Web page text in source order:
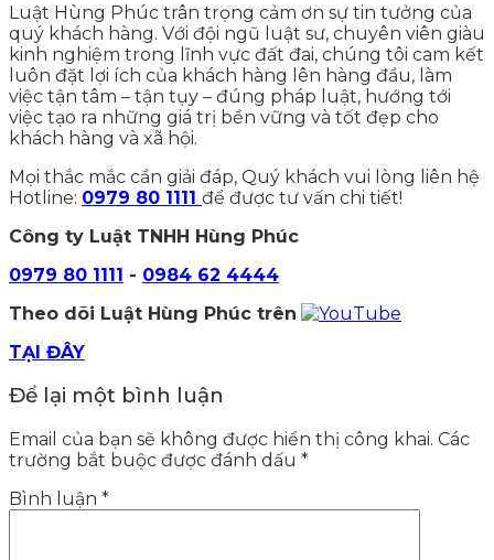
Luật Hùng Phúc trân trọng cảm ơn sự tin tưởng của
quý khách hàng. Với đội ngũ luật sư, chuyên viên giàu
kinh nghiệm trong lĩnh vực đất đai, chúng tôi cam kết
luôn đặt lợi ích của khách hàng lên hàng đầu, làm
việc tận tâm – tận tụy – đúng pháp luật, hướng tới
việc tạo ra những giá trị bền vững và tốt đẹp cho
khách hàng và xã hội.
Mọi thắc mắc cần giải đáp, Quý khách vui lòng liên hệ
Hotline: 0979 80 1111 để được tư vấn chi tiết!
Công ty Luật TNHH Hùng Phúc
0979 80 1111 - 0984 62 4444
Theo dõi Luật Hùng Phúc trên
TẠI ĐÂY
Để lại một bình luận
Email của bạn sẽ không được hiển thị công khai. Các
trường bắt buộc được đánh dấu *
Bình luận *